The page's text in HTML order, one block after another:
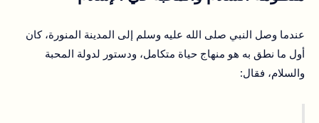
عندما وصل النبي صلى الله عليه وسلم إلى المدينة المنورة، كان
أول ما نطق به هو منهاج حياة متكامل، ودستور لدولة المحبة
والسلام، فقال: